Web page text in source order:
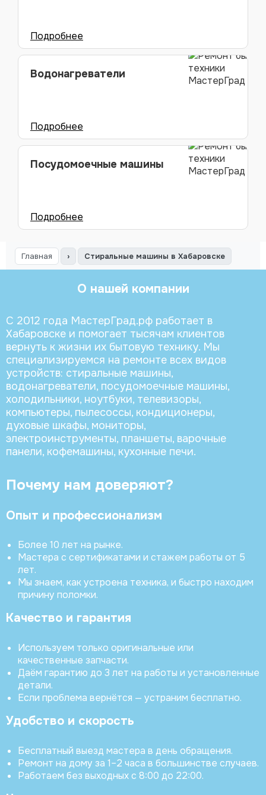
Водонагреватели
Посудомоечные машины
Главная › Стиральные машины в Хабаровске
О нашей компании
С 2012 года МастерГрад.рф работает в
Хабаровске и помогает тысячам клиентов
вернуть к жизни их бытовую технику. Мы
специализируемся на ремонте всех видов
устройств: стиральные машины,
водонагреватели, посудомоечные машины,
холодильники, ноутбуки, телевизоры,
компьютеры, пылесоссы, кондиционеры,
духовые шкафы, мониторы,
электроинструменты, планшеты, варочные
панели, кофемашины, кухонные печи.
Почему нам доверяют?
Опыт и профессионализм
Более 10 лет на рынке.
Мастера с сертификатами и стажем работы от 5
лет.
Мы знаем, как устроена техника, и быстро находим
причину поломки.
Качество и гарантия
Используем только оригинальные или
качественные запчасти.
Даём гарантию до 3 лет на работы и установленные
детали.
Если проблема вернётся — устраним бесплатно.
Удобство и скорость
Бесплатный выезд мастера в день обращения.
Ремонт на дому за 1–2 часа в большинстве случаев.
Работаем без выходных с 8:00 до 22:00.